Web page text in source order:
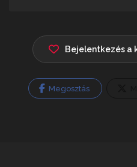
Bejelentkezés a
Megosztás